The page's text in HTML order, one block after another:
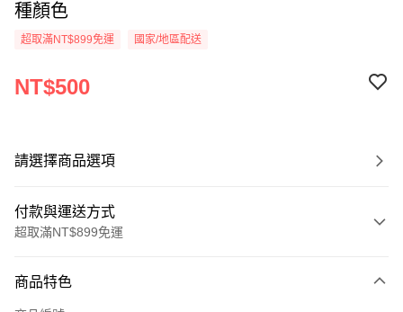
種顏色
超取滿NT$899免運 國家/地區配送
NT$500
請選擇商品選項
付款與運送方式
超取滿NT$899免運
信用卡一次付款
商品特色